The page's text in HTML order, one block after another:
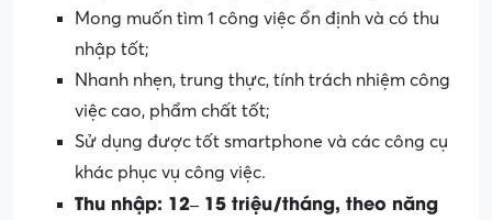
Mong muốn tìm 1 công việc ổn định và có thu
nhập tốt;
Nhanh nhẹn, trung thực, tính trách nhiệm công
việc cao, phẩm chất tốt;
Sử dụng được tốt smartphone và các công cụ
khác phục vụ công việc.
Thu nhập: 12– 15 triệu/tháng, theo năng